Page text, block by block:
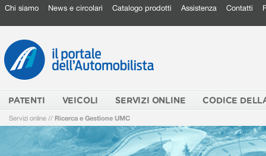
Chi siamo News e circolari Catalogo prodotti Assistenza Contatti
PATENTI VEICOLI SERVIZI ONLINE CODICE
Servizi online // Ricerca e Gestione UMC